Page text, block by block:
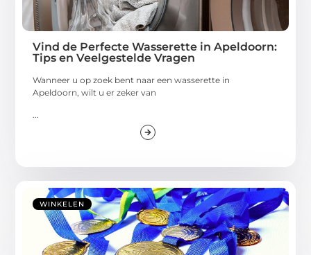
Vind de Perfecte Wasserette in Apeldoorn:
Tips en Veelgestelde Vragen
Wanneer u op zoek bent naar een wasserette in
Apeldoorn, wilt u er zeker van
...
WINKELEN